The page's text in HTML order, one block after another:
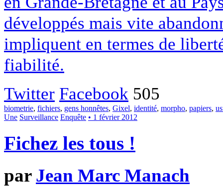
développés mais vite
impliquent en termes de
fiabilité.
Twitter Facebook 505
biometrie, fichiers, gens honnêtes, Gixel, identité, morpho, papiers,
Une Surveillance Enquête • 1 février 2012
Fichez les tous !
par Jean Marc Manach